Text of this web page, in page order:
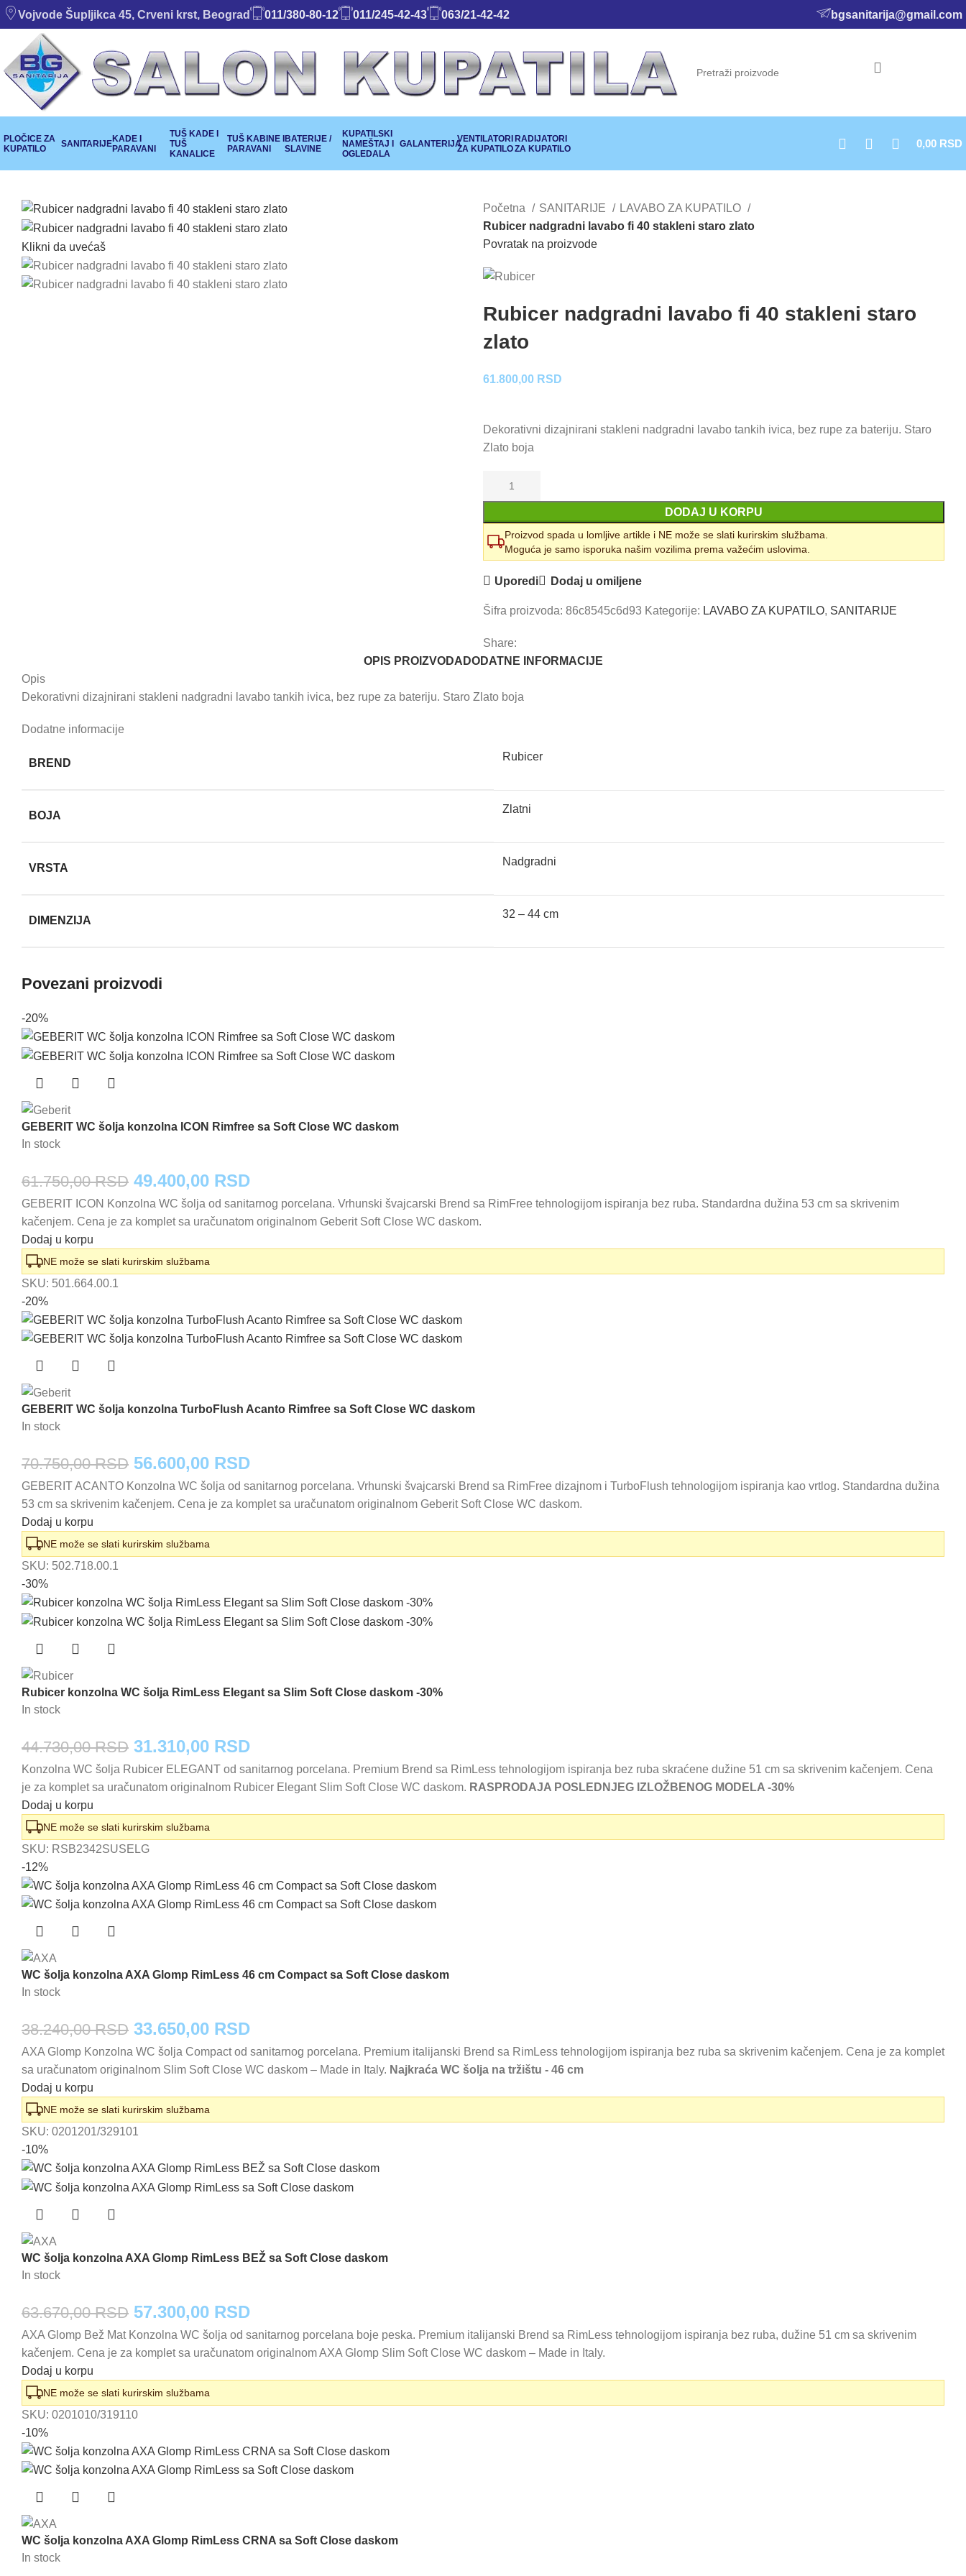
Vojvode Šupljikca 45, Crveni krst, Beograd 011/380-80-12 011/245-42-43 063/21-42-42 bgsanitarija@gmail.com
PLOČICE ZA
KUPATILO
SANITARIJEKADE I
PARAVANI
TUŠ KADE I
TUŠ
KANALICE
TUŠ KABINE I
PARAVANI
BATERIJE /
SLAVINE
KUPATILSKI
NAMEŠTAJ I
OGLEDALA
GALANTERIJAVENTILATORI
ZA KUPATILO
RADIJATORI
ZA KUPATILO
0,00 RSD
Klikni da uvećaš
Početna SANITARIJE
LAVABO ZA KUPATILO
Rubicer nadgradni lavabo fi 40 stakleni staro zlato
Povratak na proizvode
Rubicer nadgradni lavabo fi 40 stakleni staro
zlato
61.800,00 RSD
Dekorativni dizajnirani stakleni nadgradni lavabo tankih ivica, bez rupe za bateriju. Staro
Zlato boja
DODAJ U KORPU
Proizvod spada u lomljive artikle i NE može se slati kurirskim službama.
Moguća je samo isporuka našim vozilima prema važećim uslovima.
Uporedi Dodaj u omiljene
Šifra proizvoda: 86c8545c6d93 Kategorije: LAVABO ZA KUPATILO, SANITARIJE
Share:
OPIS PROIZVODA DODATNE INFORMACIJE
Opis
Dekorativni dizajnirani stakleni nadgradni lavabo tankih ivica, bez rupe za bateriju. Staro Zlato boja
Dodatne informacije
BREND
Rubicer
BOJA
Zlatni
VRSTA
Nadgradni
DIMENZIJA
32 – 44 cm
Povezani proizvodi
-20%
GEBERIT WC šolja konzolna ICON Rimfree sa Soft Close WC daskom
In stock
61.750,00RSD Originalna
cena
bila:
49.400,00 RSDTrenutna
cena
GEBERIT ICON Konzolna WC šolja od sanitarnog porcelana. Vrhunski švajcarski Brend sa RimFree tehnologijom ispiranja bez ruba. Standardna dužina 53 cm sa skrivenim
kačenjem. Cena je za komplet sa uračunatom originalnom Geberit Soft Close WC daskom.
Dodaj u korpu
NE može se slati kurirskim službama
SKU: 501.664.00.1
-20%
GEBERIT WC šolja konzolna TurboFlush Acanto Rimfree sa Soft Close WC daskom
In stock
70.750,00RSD Originalna
cena
bila:
56.600,00 RSDTrenutna
cena
GEBERIT ACANTO Konzolna WC šolja od sanitarnog porcelana. Vrhunski švajcarski Brend sa RimFree dizajnom i TurboFlush tehnologijom ispiranja kao vrtlog. Standardna dužina
53 cm sa skrivenim kačenjem. Cena je za komplet sa uračunatom originalnom Geberit Soft Close WC daskom.
Dodaj u korpu
NE može se slati kurirskim službama
SKU: 502.718.00.1
-30%
Rubicer konzolna WC šolja RimLess Elegant sa Slim Soft Close daskom -30%
In stock
44.730,00RSD Originalna
cena
bila:
44.730,00 RSD.
31.310,00 RSDTrenutna
cena
Konzolna WC šolja Rubicer ELEGANT od sanitarnog porcelana. Premium Brend sa RimLess tehnologijom ispiranja bez ruba skraćene dužine 51 cm sa skrivenim kačenjem. Cena
je za komplet sa uračunatom originalnom Rubicer Elegant Slim Soft Close WC daskom. RASPRODAJA POSLEDNJEG IZLOŽBENOG MODELA -30%
Dodaj u korpu
NE može se slati kurirskim službama
SKU: RSB2342SUSELG
-12%
WC šolja konzolna AXA Glomp RimLess 46 cm Compact sa Soft Close daskom
In stock
38.240,00RSD Originalna
cena
bila:
38.240,00 RSD.
33.650,00 RSDTrenutna
cena
AXA Glomp Konzolna WC šolja Compact od sanitarnog porcelana. Premium italijanski Brend sa RimLess tehnologijom ispiranja bez ruba sa skrivenim kačenjem. Cena je za komplet
sa uračunatom originalnom Slim Soft Close WC daskom – Made in Italy. Najkraća WC šolja na tržištu - 46 cm
Dodaj u korpu
NE može se slati kurirskim službama
SKU: 0201201/329101
-10%
WC šolja konzolna AXA Glomp RimLess BEŽ sa Soft Close daskom
In stock
63.670,00RSD Originalna
cena
bila:
63.670,00 RSD.
57.300,00 RSDTrenutna
cena
AXA Glomp Bež Mat Konzolna WC šolja od sanitarnog porcelana boje peska. Premium italijanski Brend sa RimLess tehnologijom ispiranja bez ruba, dužine 51 cm sa skrivenim
kačenjem. Cena je za komplet sa uračunatom originalnom AXA Glomp Slim Soft Close WC daskom – Made in Italy.
Dodaj u korpu
NE može se slati kurirskim službama
SKU: 0201010/319110
-10%
WC šolja konzolna AXA Glomp RimLess CRNA sa Soft Close daskom
In stock